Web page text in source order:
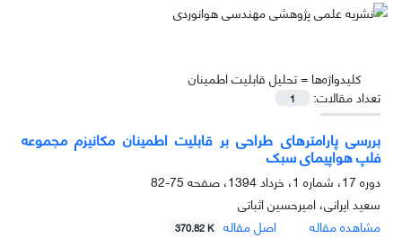
کلیدواژه‌ها =تحلیل قابلیت اطمینان
تعداد مقالات:
1
بررسی پارامترهای طراحی بر قابلیت اطمینان مکانیزم مجموعه
فلپ هواپیمای سبک
دوره 17، شماره 1، خرداد 1394، صفحه
75-82
سعید ایرانی، امیرحسین اثباتی
مشاهده مقاله
اصل مقاله 370.82 K